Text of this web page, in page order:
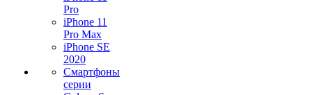
Pro
iPhone 11
Pro Max
iPhone SE
2020
Смартфоны
серии